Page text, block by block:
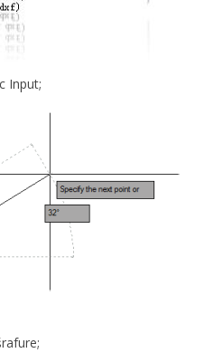
Input;